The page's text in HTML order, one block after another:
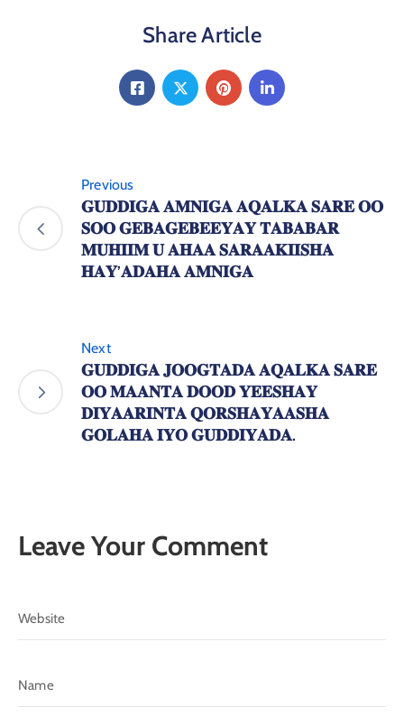
Share Article
Previous
𝐆𝐔𝐃𝐃𝐈𝐆𝐀 𝐀𝐌𝐍𝐈𝐆𝐀 𝐀𝐐𝐀𝐋𝐊𝐀 𝐒𝐀𝐑𝐄 𝐎𝐎
𝐒𝐎𝐎 𝐆𝐄𝐁𝐀𝐆𝐄𝐁𝐄𝐄𝐘𝐀𝐘 𝐓𝐀𝐁𝐀𝐁𝐀𝐑
𝐌𝐔𝐇𝐈𝐈𝐌 𝐔 𝐀𝐇𝐀𝐀 𝐒𝐀𝐑𝐀𝐀𝐊𝐈𝐈𝐒𝐇𝐀
𝐇𝐀𝐘’𝐀𝐃𝐀𝐇𝐀 𝐀𝐌𝐍𝐈𝐆𝐀
Next
𝐆𝐔𝐃𝐃𝐈𝐆𝐀 𝐉𝐎𝐎𝐆𝐓𝐀𝐃𝐀 𝐀𝐐𝐀𝐋𝐊𝐀 𝐒𝐀𝐑𝐄
𝐎𝐎 𝐌𝐀𝐀𝐍𝐓𝐀 𝐃𝐎𝐎𝐃 𝐘𝐄𝐄𝐒𝐇𝐀𝐘
𝐃𝐈𝐘𝐀𝐀𝐑𝐈𝐍𝐓𝐀 𝐐𝐎𝐑𝐒𝐇𝐀𝐘𝐀𝐀𝐒𝐇𝐀
𝐆𝐎𝐋𝐀𝐇𝐀 𝐈𝐘𝐎 𝐆𝐔𝐃𝐃𝐈𝐘𝐀𝐃𝐀.
Leave Your Comment